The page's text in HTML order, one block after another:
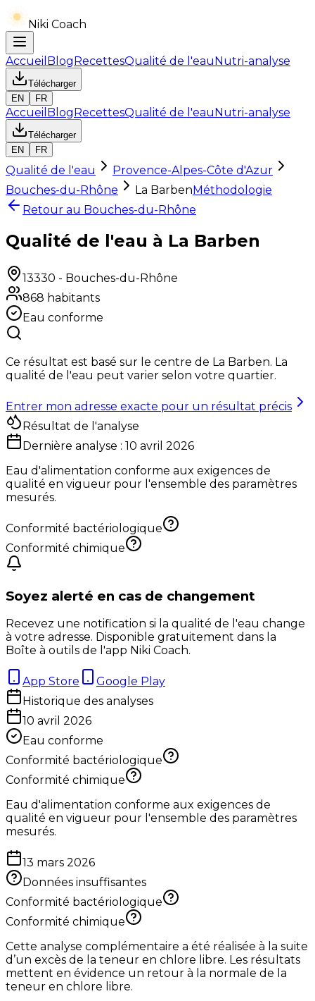
Niki Coach
Accueil BlogRecettesQualité de l'eauNutri-analyse
Télécharger
EN
FR
Accueil BlogRecettesQualité de l'eauNutri-analyse
Télécharger
EN
FR
Qualité de l'eau
Provence-Alpes-Côte d'Azur
Bouches-du-Rhône
La BarbenMéthodologie
Retour au Bouches-du-Rhône
Qualité de l'eau à La Barben
13330 - Bouches-du-Rhône
868 habitants
Eau conforme
Ce résultat est basé sur le centre de La Barben. La
qualité de l'eau peut varier selon votre quartier.
Entrer mon adresse exacte pour un résultat précis
Résultat de l'analyse
Dernière analyse : 10 avril 2026
Eau d'alimentation conforme aux exigences de
qualité en vigueur pour l'ensemble des paramètres
mesurés.
Conformité bactériologique
Conformité chimique
Soyez alerté en cas de changement
Recevez une notification si la qualité de l'eau change
à votre adresse. Disponible gratuitement dans la
Boîte à outils de l'app Niki Coach.
App Store
Google Play
Historique des analyses
10 avril 2026
Eau conforme
Conformité bactériologique
Conformité chimique
Eau d'alimentation conforme aux exigences de
qualité en vigueur pour l'ensemble des paramètres
mesurés.
13 mars 2026
Données insuffisantes
Conformité bactériologique
Conformité chimique
Cette analyse complémentaire a été réalisée à la suite
d’un excès de la teneur en chlore libre. Les résultats
mettent en évidence un retour à la normale de la
teneur en chlore libre.